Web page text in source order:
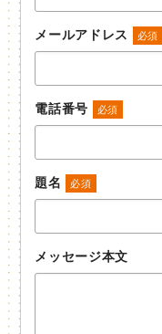
メールアドレス 必須
電話番号 必須
題名 必須
メッセージ本文